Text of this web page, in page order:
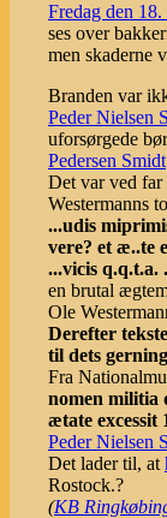
Fredag den
ses over
men skaderne
Branden var
Peder Nielsen
uforsørgede
Pedersen Smidt
Det var ved far
Westermanns
...udis
vere? et æ..te
...vicis q.q.t.a.
en brutal
Ole
Derefter
til dets
Fra
nomen militia
ætate excessit
Peder Nielsen
Det lader til, at
Rostock.?
(KB